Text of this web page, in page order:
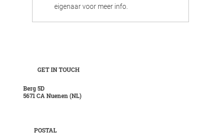
GET IN TOUCH
Berg 5D
5671 CA Nuenen (NL)
POSTAL
Aan 't 'blauwdoek' meer sterren, de club
bovenaan
eigenaar voor meer info.